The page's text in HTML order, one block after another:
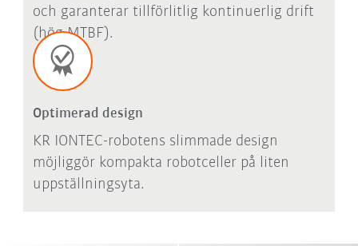
och garanterar tillförlitlig kontinuerlig drift
(hög MTBF).
Optimerad design
KR IONTEC-robotens slimmade design
möjliggör kompakta robotceller på liten
uppställningsyta.